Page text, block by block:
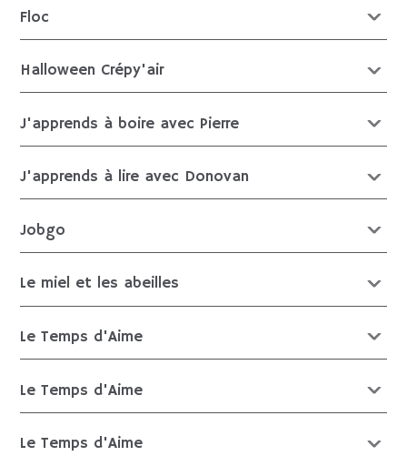
Floc
Halloween Crépy'air
J'apprends à boire avec Pierre
J'apprends à lire avec Donovan
Jobgo
Le miel et les abeilles
Le Temps d'Aime
Le Temps d'Aime
Le Temps d'Aime